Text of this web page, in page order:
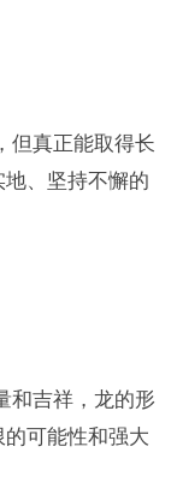
但真正能取得长
、坚持不懈的
和吉祥，龙的形
可能性和强大